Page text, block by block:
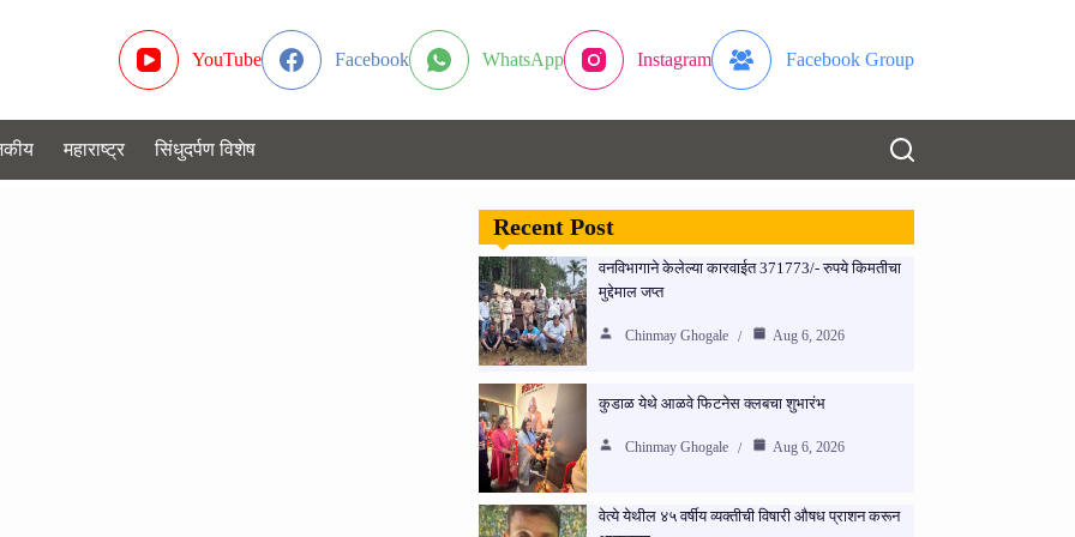
YouTube Facebook WhatsApp Instagram Facebook Group
महाराष्ट्र सिंधुदर्पण विशेष
Recent Post
वनविभागाने केलेल्या कारवाईत 371773/- रुपये किमतीचा
मुद्देमाल जप्त
Chinmay Ghogale Aug 6, 2026
कुडाळ येथे आळवे फिटनेस क्लबचा शुभारंभ
Chinmay Ghogale Aug 6, 2026
वेत्ये येथील ४५ वर्षीय व्यक्तीची विषारी औषध प्राशन करून